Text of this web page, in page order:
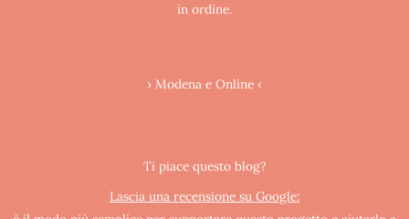
in ordine.
› Modena e Online ‹
Ti piace questo blog?
Lascia una recensione su Google: